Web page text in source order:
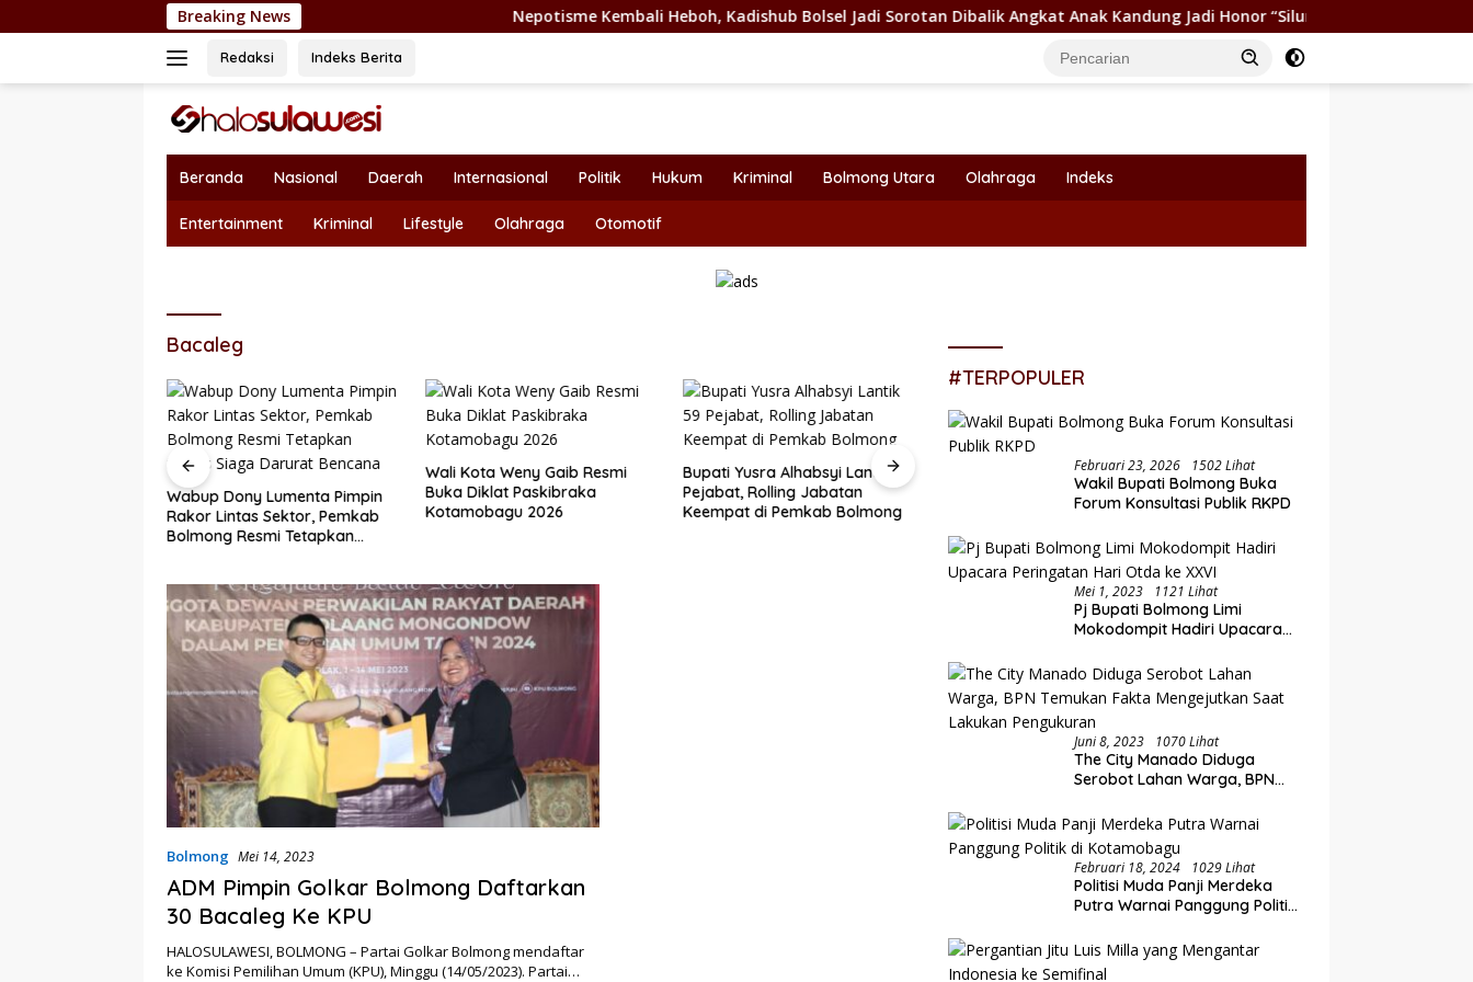
ke
Breaking News Nepotisme Kembali Heboh, Kadishub Bolsel Jadi Sorotan Dibalik Angkat Anak Kandung Jadi Honor “Siluman” Wabup Dony Lumenta
Redaksi Indeks Berita
Beranda Nasional Daerah Internasional Politik Hukum Kriminal Bolmong Utara Olahraga Indeks
Entertainment Kriminal Lifestyle Olahraga Otomotif
Bacaleg
Wabup Dony Lumenta Pimpin
Rakor Lintas Sektor, Pemkab
Bolmong Resmi Tetapkan
Wali Kota Weny Gaib Resmi
Buka Diklat Paskibraka
Kotamobagu 2026
Bupati Yusra Alhabsyi Lantik 59
Pejabat, Rolling Jabatan
Keempat di Pemkab Bolmong
Hadiri Rakorwil TPAKD Sulut-
Dorong Inklusi Keuangan dan
Pembiayaan UMKM
Pemkot Kotamobagu Dukung
Perluasan Akses Keuangan
Lewat Rakorwil TPAKD
Bolmong Mei 14, 2023
ADM Pimpin Golkar Bolmong Daftarkan
30 Bacaleg Ke KPU
HALOSULAWESI, BOLMONG – Partai Golkar Bolmong mendaftar
ke Komisi Pemilihan Umum (KPU), Minggu (14/05/2023). Partai…
#TERPOPULER
Februari 23, 2026 1502 Lihat
Wakil Bupati Bolmong Buka
Forum Konsultasi Publik RKPD
Mei 1, 2023 1121 Lihat
Pj Bupati Bolmong Limi
Mokodompit Hadiri Upacara
Juni 8, 2023 1070 Lihat
The City Manado Diduga
Serobot Lahan Warga, BPN
Saat Lakukan Pengukuran
Februari 18, 2024 1029 Lihat
Politisi Muda Panji Merdeka
Putra Warnai Panggung Politik